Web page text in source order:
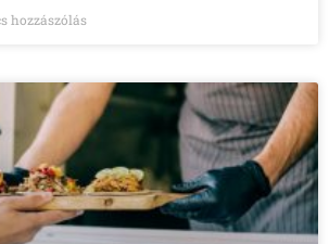
hozzászólás